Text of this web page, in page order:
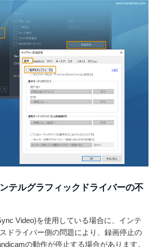
テルグラフィックドライバーの不
Video)を使用している場合に、インテ
ドライバー側の問題により、録画停止の
の動作が停止する場合があります。